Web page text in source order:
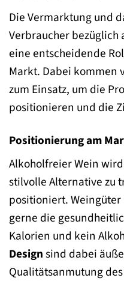
Die Vermarktung und
Verbraucher
eine entscheidende
Markt. Dabei kommen
zum Einsatz, um die
positionieren und die
Positionierung am
Alkoholfreier Wein
stilvolle Alternative zu
positioniert.
gerne die
Kalorien und kein
Designsind dabei
Qualitätsanmutung